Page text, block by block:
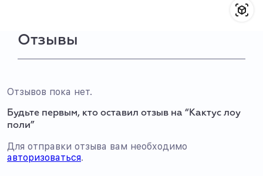
Отзывы
Отзывов пока нет.
Будьте первым, кто оставил отзыв на “Кактус лоу
поли”
Для отправки отзыва вам необходимо
авторизоваться.